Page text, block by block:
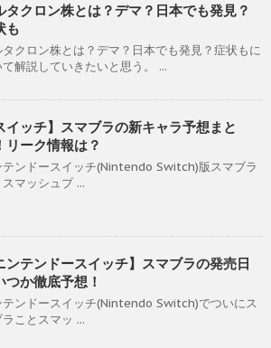
タクロン株とは？デマ？日本でも発見？
も
タクロン株とは？デマ？日本でも発見？症状もに
解説していきたいと思う。 ...
イッチ】スマブラの新キャラ予想まと
リーク情報は？
テンドースイッチ(Nintendo Switch)版スマブラ
スマッシュブ ...
ンテンドースイッチ】スマブラの発売日
つか徹底予想！
テンドースイッチ(Nintendo Switch)でついにス
ラことスマッ ...